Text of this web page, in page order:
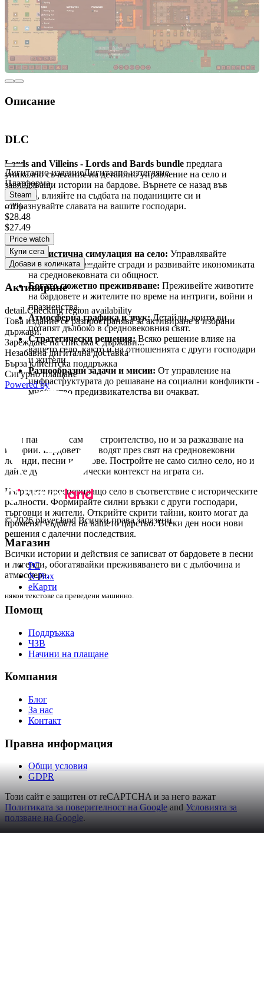
Описание
Lords and Bards
Lords and Villeins - Lords and Bards bundle предлага
уникално съчетание на детайлно управление на село и
завладяващи истории на бардове. Върнете се назад във
времето, влияйте на съдбата на поданиците си и
отпразнувайте славата на вашите господари.
Ключови характеристики
Реалистична симулация на село: Управлявайте
ресурси, изграждайте сгради и развивайте икономиката
на средновековната си общност.
Богато сюжетно преживяване: Преживейте животите
на бардовете и жителите по време на интриги, войни и
празненства.
Атмосферна графика и звук:Детайли, които ви
потапят дълбоко в средновековния свят.
Стратегически решения:Всяко решение влияе на
вашето село, както и на отношенията с други господари
и жители.
Разнообразни задачи и мисии: От управление на
инфраструктурата до решаване на социални конфликти -
множество предизвикателства ви очакват.
Този пакет не е само за строителство, но и за разказване на
истории. Бардовете ви водят през свят на средновековни
легенди, песни и митове. Постройте не само силно село, но и
дайте душа и исторически контекст на играта си.
Изградете проспериращо село в съответствие с историческите
реалности. Формирайте силни връзки с други господари,
търговци и жители. Открийте скрити тайни, които могат да
променят съдбата на вашето царство. Всеки ден носи нови
решения с далечни последствия.
Всички истории и действия се записват от бардовете в песни
и легенди, обогатявайки преживяването ви с дълбочина и
атмосфера.
някои текстове са преведени машинно.
DLC
Дигитално изданиеДигитално изтегляне
Платформа
Steam
- 3%
$28.48
$27.49
Price watch
Купи сега
Добави в количката
Активиране
detail.Checking region availability
Това издание се разпространява за активиране в избрани
държави.
Зареждане на списъка с държави...
Незабавна дигитална доставка
Бърза клиентска поддръжка
Сигурно плащане
Powered by
© 2026 player.land Всички права запазени
Магазин
PC
X-Box
eКарти
Помощ
Поддръжка
ЧЗВ
Начини на плащане
Компания
Блог
За нас
Контакт
Правна информация
Общи условия
GDPR
Този сайт е защитен от reCAPTCHA и за него важат
Политиката за поверителност на Google and Условията за
ползване на Google.